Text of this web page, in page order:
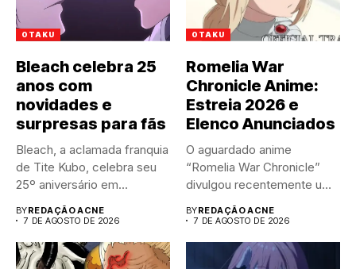
OTAKU
Bleach celebra 25
anos com
novidades e
surpresas para fãs
Bleach, a aclamada franquia
de Tite Kubo, celebra seu
25º aniversário em...
BYREDAÇÃO ACNE
7 DE AGOSTO DE 2026
OTAKU
Romelia War
Chronicle Anime:
Estreia 2026 e
Elenco Anunciados
O aguardado anime
“Romelia War Chronicle”
divulgou recentemente um
revelando...
BYREDAÇÃO ACNE
7 DE AGOSTO DE 2026